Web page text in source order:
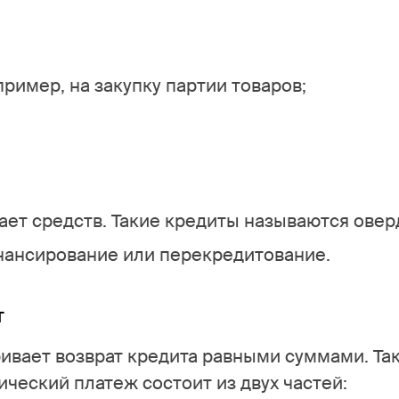
на закупку партии товаров;
средств. Такие кредиты называются
или перекредитование.
возврат кредита равными суммами.
платеж состоит из двух частей: